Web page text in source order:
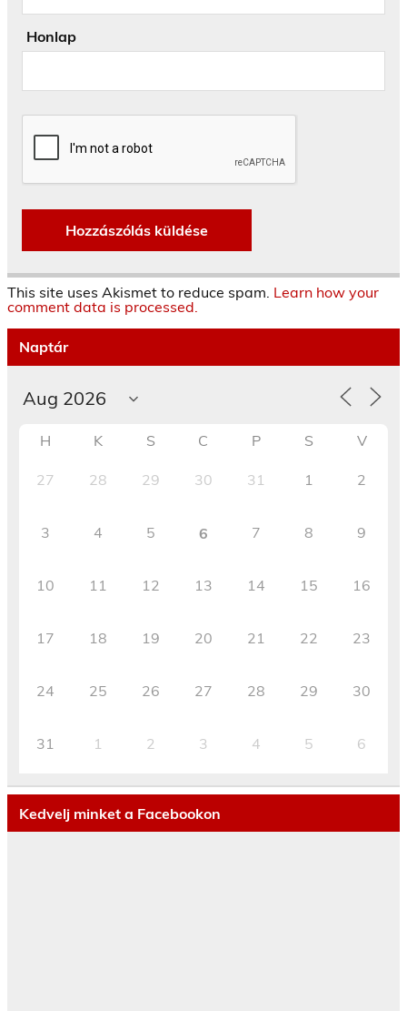
Honlap
This site uses Akismet to reduce spam. Learn how your
comment data is processed.
Naptár
H K S C P S V
27 28 29 30 31 1 2
3 4 5 6 7 8 9
10 11 12 13 14 15 16
17 18 19 20 21 22 23
24 25 26 27 28 29 30
31 1 2 3 4 5 6
Kedvelj minket a Facebookon